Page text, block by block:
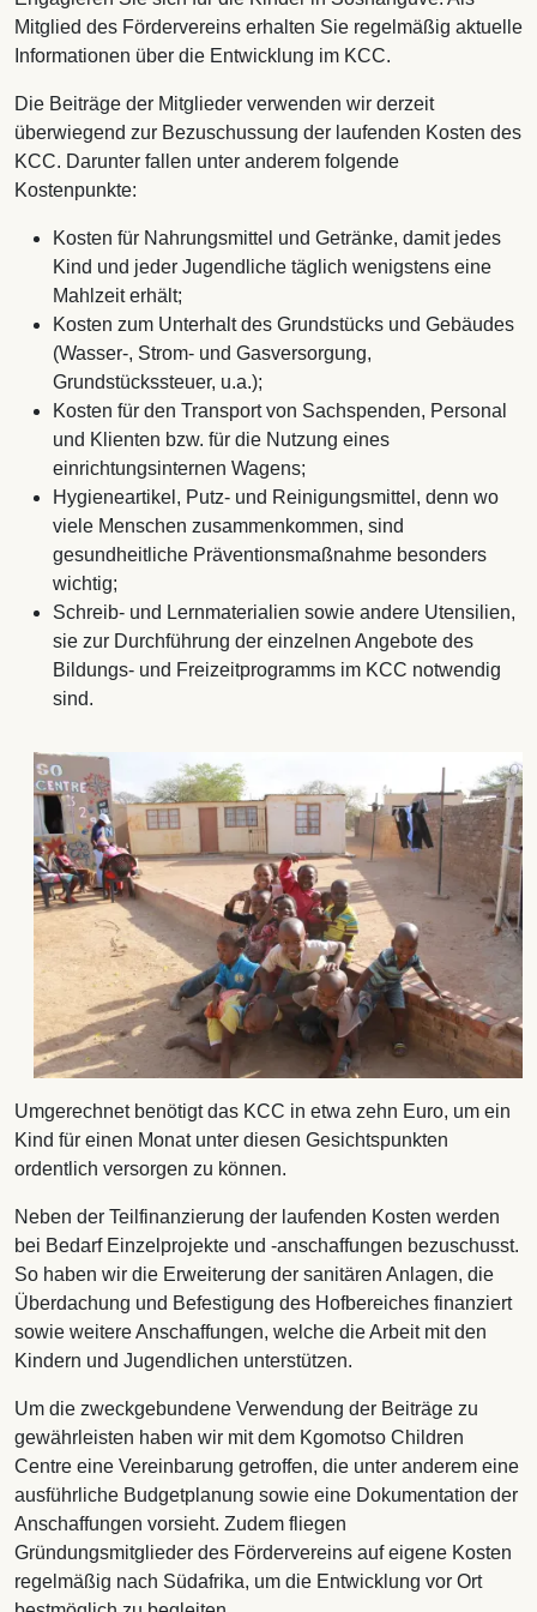
Mitglied des Fördervereins erhalten Sie regelmäßig aktuelle
Informationen über die Entwicklung im KCC.
Die Beiträge der Mitglieder verwenden wir derzeit
überwiegend zur Bezuschussung der laufenden Kosten des
KCC. Darunter fallen unter anderem folgende
Kostenpunkte:
Kosten für Nahrungsmittel und Getränke, damit jedes
Kind und jeder Jugendliche täglich wenigstens eine
Mahlzeit erhält;
Kosten zum Unterhalt des Grundstücks und Gebäudes
(Wasser-, Strom- und Gasversorgung,
Grundstückssteuer, u.a.);
Kosten für den Transport von Sachspenden, Personal
und Klienten bzw. für die Nutzung eines
einrichtungsinternen Wagens;
Hygieneartikel, Putz- und Reinigungsmittel, denn wo
viele Menschen zusammenkommen, sind
gesundheitliche Präventionsmaßnahme besonders
wichtig;
Schreib- und Lernmaterialien sowie andere Utensilien,
sie zur Durchführung der einzelnen Angebote des
Bildungs- und Freizeitprogramms im KCC notwendig
sind.
Image
Umgerechnet benötigt das KCC in etwa zehn Euro, um ein
Kind für einen Monat unter diesen Gesichtspunkten
ordentlich versorgen zu können.
Neben der Teilfinanzierung der laufenden Kosten werden
bei Bedarf Einzelprojekte und -anschaffungen bezuschusst.
So haben wir die Erweiterung der sanitären Anlagen, die
Überdachung und Befestigung des Hofbereiches finanziert
sowie weitere Anschaffungen, welche die Arbeit mit den
Kindern und Jugendlichen unterstützen.
Um die zweckgebundene Verwendung der Beiträge zu
gewährleisten haben wir mit dem Kgomotso Children
Centre eine Vereinbarung getroffen, die unter anderem eine
ausführliche Budgetplanung sowie eine Dokumentation der
Anschaffungen vorsieht. Zudem fliegen
Gründungsmitglieder des Fördervereins auf eigene Kosten
regelmäßig nach Südafrika, um die Entwicklung vor Ort